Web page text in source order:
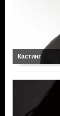
Кастинг